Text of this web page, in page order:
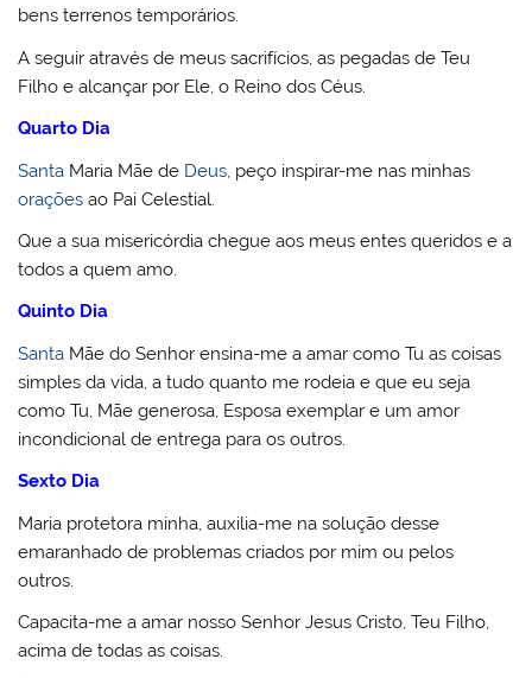
bens terrenos temporários.
A seguir através de meus sacrifícios, as pegadas de Teu
Filho e alcançar por Ele, o Reino dos Céus.
Quarto Dia
Santa Maria Mãe de Deus, peço inspirar-me nas minhas
orações ao Pai Celestial.
Que a sua misericórdia chegue aos meus entes queridos e a
todos a quem amo.
Quinto Dia
Santa Mãe do Senhor ensina-me a amar como Tu as coisas
simples da vida, a tudo quanto me rodeia e que eu seja
como Tu, Mãe generosa, Esposa exemplar e um amor
incondicional de entrega para os outros.
Sexto Dia
Maria protetora minha, auxilia-me na solução desse
emaranhado de problemas criados por mim ou pelos
outros.
Capacita-me a amar nosso Senhor Jesus Cristo, Teu Filho,
acima de todas as coisas.